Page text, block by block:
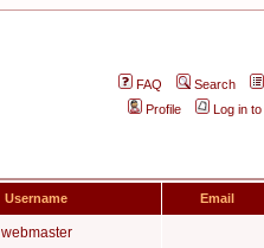
FAQ
Search
Profile
Log in
Username Email
webmaster